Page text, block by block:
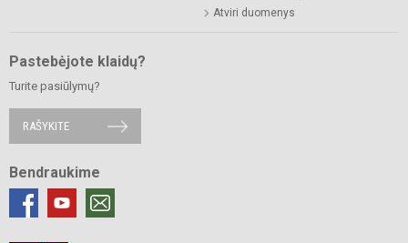
Atviri duomenys
Pastebėjote klaidų?
Turite pasiūlymų?
RAŠYKITE
Bendraukime